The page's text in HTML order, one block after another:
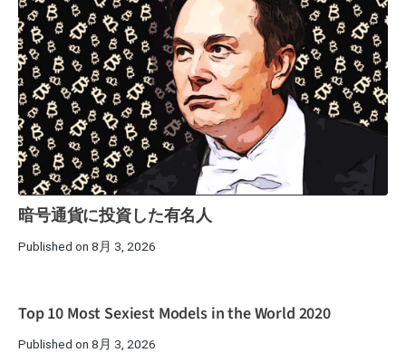
暗号通貨に投資した有名人
Published on 8月 3, 2026
Top 10 Most Sexiest Models in the World 2020
Published on 8月 3, 2026